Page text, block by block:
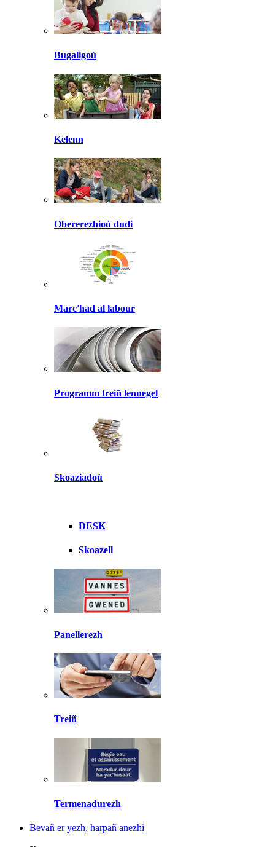
Bugaligoù
Kelenn
Obererezhioù dudi
Marc'had al labour
Programm treiñ lennegel
Skoaziadoù
DESK
Skoazell
Panellerezh
Treiñ
Termenadurezh
Bevañ er yezh, harpañ anezhi